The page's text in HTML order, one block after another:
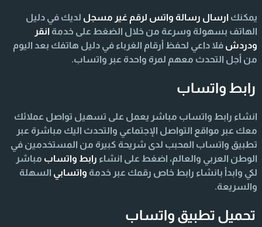
يمكنك ارسال رسالة واتس لرقم غير مسجل لديك في دليل
الهاتف بسهولة وسرعة من خلال الضغط على خدمة انقر
ودردش فلا داعي لحفظ أرقام الغرباء في دليل هاتفك بعد اليوم
من أجل التحدث معهم لمرة واحدة عبر واتساب.
رابط واتساب
انشاء رابط واتساب مباشر يعمل على تسهيل تواصل عملائك
معك عبر مواقع التواصل الإجتماعي والتحدث اليك مباشرة عبر
تطبيق واتساب المحبب لدى شريحة كبيرة من المستخدمين في
الوطن العربي والعالم، اضغط على انشاء رابط واتساب مباشر
لكي وابدأ بانشاء رابط خاص رقمك عبر خدمة واتسابي السهلة
والسريعة.
تحميل تطبيق واتساب